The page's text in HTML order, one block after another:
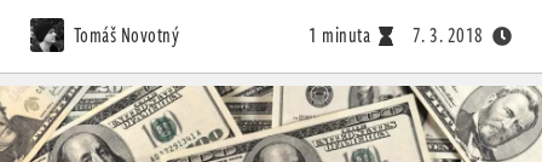
Tomáš Novotný 1 minuta 7. 3. 2018